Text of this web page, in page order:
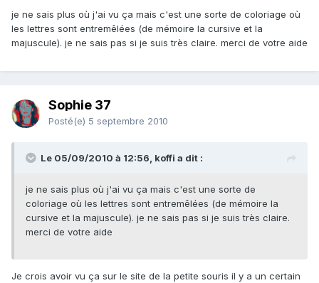
je ne sais plus où j'ai vu ça mais c'est une sorte de coloriage où
les lettres sont entremêlées (de mémoire la cursive et la
majuscule). je ne sais pas si je suis très claire. merci de votre aide
Sophie 37
Posté(e) 5 septembre 2010
Le 05/09/2010 à 12:56, koffi a dit :
je ne sais plus où j'ai vu ça mais c'est une sorte de
coloriage où les lettres sont entremêlées (de mémoire la
cursive et la majuscule). je ne sais pas si je suis très claire.
merci de votre aide
Je crois avoir vu ça sur le site de la petite souris il y a un certain